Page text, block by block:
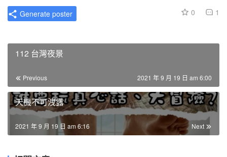
0 1
Generate poster
112 台灣夜景
Previous 2021 年 9 月 19 日 am 6:00
天機不可洩露
Next
2021 年 9 月 19 日 am 6:16